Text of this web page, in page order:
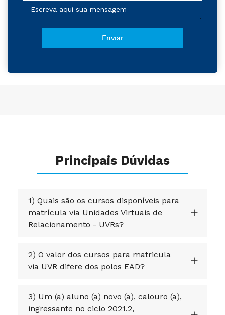
Principais Dúvidas
1) Quais são os cursos disponíveis para
matrícula via Unidades Virtuais de
Relacionamento - UVRs?
2) O valor dos cursos para matricula
via UVR difere dos polos EAD?
3) Um (a) aluno (a) novo (a), calouro (a),
ingressante no ciclo 2021.2,